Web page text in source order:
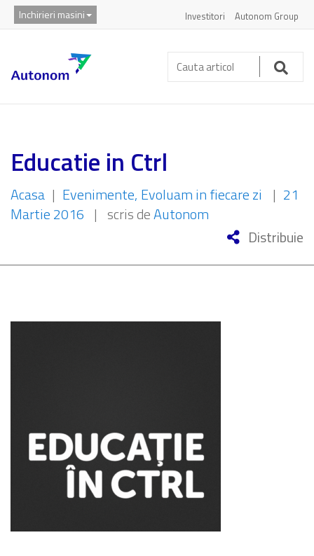
Inchirieri masini Investitori Autonom Group
Cauta
articol:
Educatie in Ctrl
Acasa | Evenimente Evoluam in fiecare zi | 21
Martie 2016 | scris deAutonom
Distribuie